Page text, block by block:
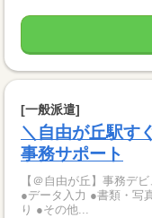
[一般派遣]
＼自由が丘駅す
事務サポート
【＠自由が丘】事務デ
●データ入力 ●書類・写
り ●その他...